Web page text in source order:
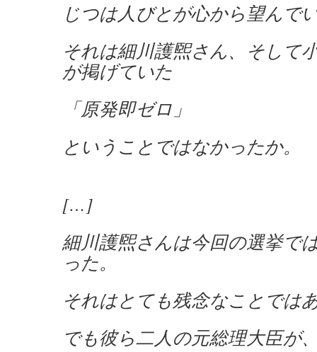
じつは人びとが心から望んで
それは細川護煕さん、そして
が掲げていた
「原発即ゼロ」
ということではなかったか。
[…]
細川護煕さんは今回の選挙で
った。
それはとても残念なことでは
でも彼ら二人の元総理大臣が